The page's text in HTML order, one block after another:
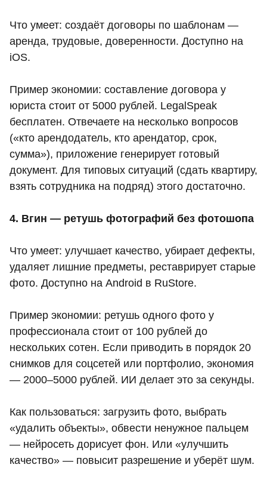
Что умеет: создаёт договоры по шаблонам —
аренда, трудовые, доверенности. Доступно на
iOS.
Пример экономии: составление договора у
юриста стоит от 5000 рублей. LegalSpeak
бесплатен. Отвечаете на несколько вопросов
(«кто арендодатель, кто арендатор, срок,
сумма»), приложение генерирует готовый
документ. Для типовых ситуаций (сдать квартиру,
взять сотрудника на подряд) этого достаточно.
4. Вгин — ретушь фотографий без фотошопа
Что умеет: улучшает качество, убирает дефекты,
удаляет лишние предметы, реставрирует старые
фото. Доступно на Android в RuStore.
Пример экономии: ретушь одного фото у
профессионала стоит от 100 рублей до
нескольких сотен. Если приводить в порядок 20
снимков для соцсетей или портфолио, экономия
— 2000–5000 рублей. ИИ делает это за секунды.
Как пользоваться: загрузить фото, выбрать
«удалить объекты», обвести ненужное пальцем
— нейросеть дорисует фон. Или «улучшить
качество» — повысит разрешение и уберёт шум.